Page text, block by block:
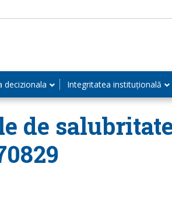
decizionala Integritatea instituțională
de